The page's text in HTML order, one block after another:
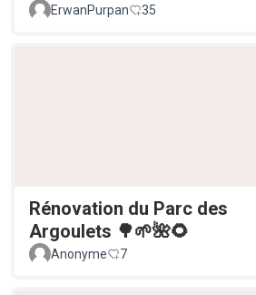
ErwanPurpan 35
Rénovation du Parc des
Argoulets 🌳🌱🌺🌻
Anonyme 7